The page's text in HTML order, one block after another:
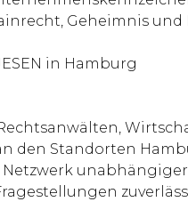
Geheimnis
in Hamburg
den Standorten